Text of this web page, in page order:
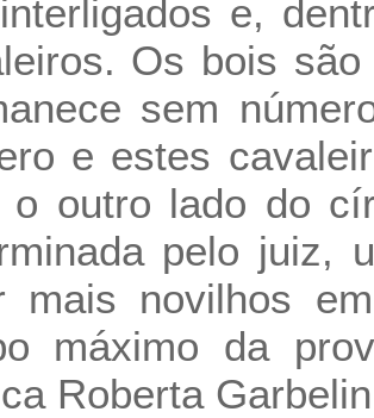
e,
Os bois
sem
e estes
o outro lado do
pelo juiz,
mais novilhos
máximo da
Roberta